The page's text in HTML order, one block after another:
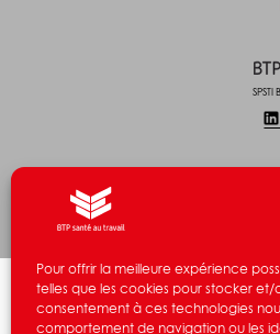
Pour offrir la meilleure expérience
telles que les cookies pour stocker
consentement à ces technologies
comportement de navigation ou les